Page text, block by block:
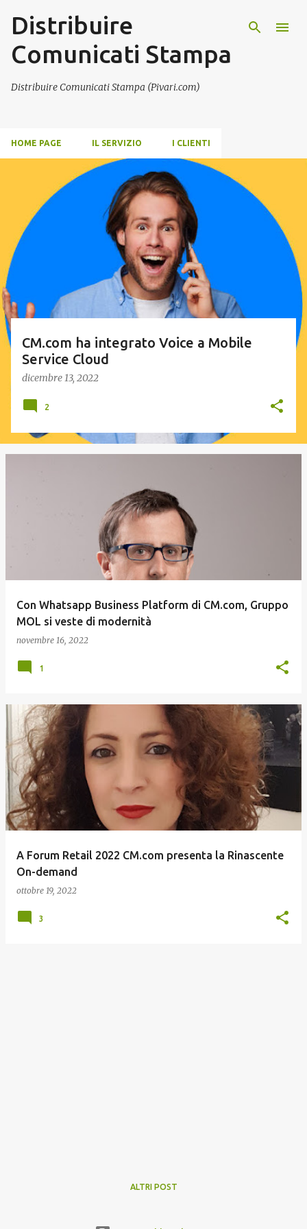
Passa ai contenuti principali
Distribuire
Comunicati Stampa
Distribuire Comunicati Stampa (Pivari.com)
HOME PAGE IL SERVIZIO I CLIENTI
CM.com ha integrato Voice a Mobile
Service Cloud
dicembre 13, 2022
2
Con Whatsapp Business Platform di CM.com, Gruppo
MOL si veste di modernità
novembre 16, 2022
1
A Forum Retail 2022 CM.com presenta la Rinascente
On-demand
ottobre 19, 2022
3
ALTRI POST